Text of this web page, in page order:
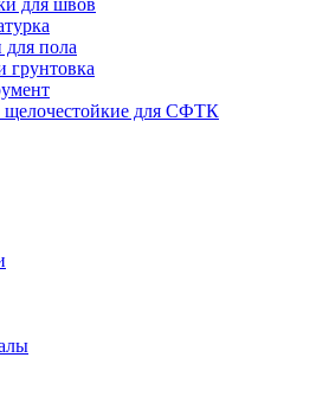
для швов
пола
грунтовка
щелочестойкие для СФТК